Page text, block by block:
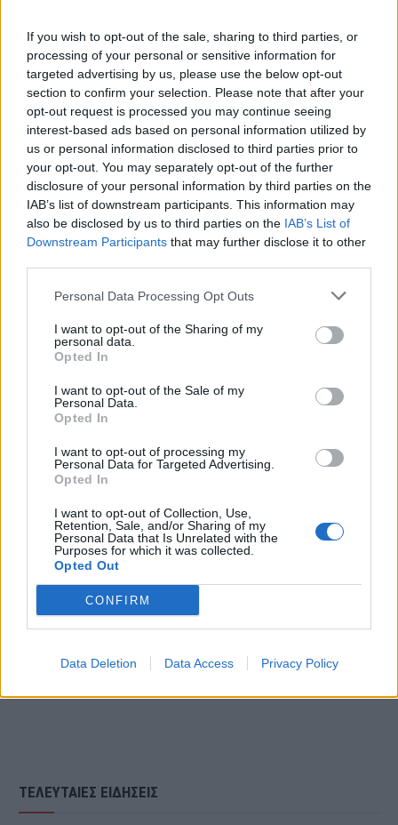
If you wish to opt-out of the sale, sharing to third parties, or
processing of your personal or sensitive information for
targeted advertising by us, please use the below opt-out
section to confirm your selection. Please note that after your
opt-out request is processed you may continue seeing
interest-based ads based on personal information utilized by
us or personal information disclosed to third parties prior to
your opt-out. You may separately opt-out of the further
disclosure of your personal information by third parties on the
IAB’s list of downstream participants. This information may
also be disclosed by us to third parties on the IAB’s List of
Downstream Participants that may further disclose it to other
Personal Data Processing Opt Outs
I want to opt-out of the Sharing of my
personal data.
Opted In
I want to opt-out of the Sale of my
Personal Data.
Opted In
I want to opt-out of processing my
Personal Data for Targeted Advertising.
Opted In
I want to opt-out of Collection, Use,
Retention, Sale, and/or Sharing of my
Personal Data that Is Unrelated with the
Purposes for which it was collected.
Opted Out
CONFIRM
Data Deletion Data Access Privacy Policy
Έφτασε ασθενοφόρο από το Κέντρο
Υγείας Αγνάντων και την μετέφεραν
στο Γενικό Νοσοκομείο Άρτας.
Οι προσπάθειες επαναφοράς της από
το ιατρικό προσωπικό, δεν κατάφεραν
να σώσουν τη ζωή της.
Η απώλεια της αφήνει την οικογένειά
της σε βαθιά θλίψη, ενώ η τοπική
κοινότητα συγκλονίζεται από αυτήν
την τραγωδία.
Αναμένεται να διενεργηθεί η
νεκροψία–νεκροτομή ώστε να
προσδιοριστούν τα αίτια του θανάτου
της.
Πηγή: artinos.gr
ΤΕΛΕΥΤΑΙΕΣ ΕΙΔΗΣΕΙΣ